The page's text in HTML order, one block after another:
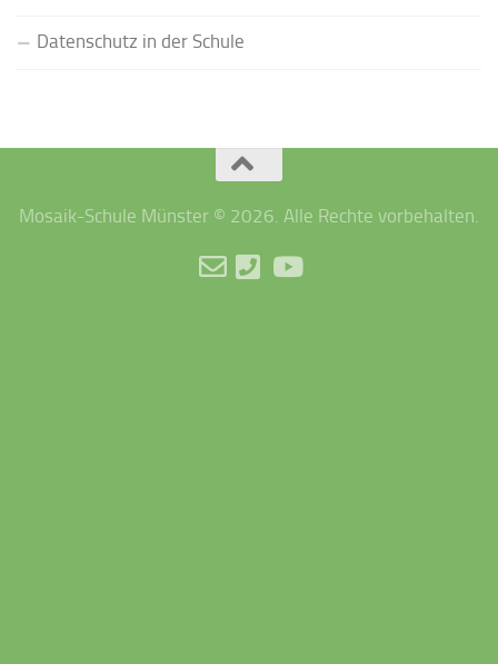
Datenschutz in der Schule
Mosaik-Schule Münster © 2026. Alle Rechte vorbehalten.